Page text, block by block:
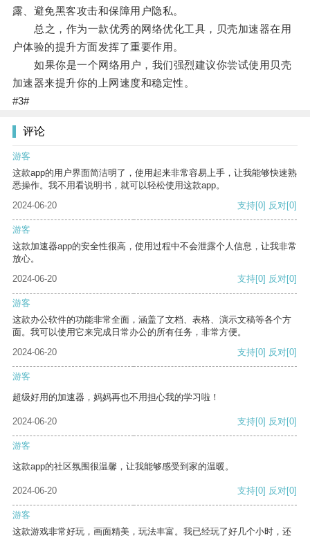
露、避免黑客攻击和保障用户隐私。
总之，作为一款优秀的网络优化工具，贝壳加速器在用
户体验的提升方面发挥了重要作用。
如果你是一个网络用户，我们强烈建议你尝试使用贝壳
加速器来提升你的上网速度和稳定性。
#3#
评论
游客
这款app的用户界面简洁明了，使用起来非常容易上手，让我能够快速熟
悉操作。我不用看说明书，就可以轻松使用这款app。
2024-06-20
支持[0] 反对[0]
游客
这款加速器app的安全性很高，使用过程中不会泄露个人信息，让我非常
放心。
2024-06-20
支持[0] 反对[0]
游客
这款办公软件的功能非常全面，涵盖了文档、表格、演示文稿等各个方
面。我可以使用它来完成日常办公的所有任务，非常方便。
2024-06-20
支持[0] 反对[0]
游客
超级好用的加速器，妈妈再也不用担心我的学习啦！
2024-06-20 支持[0] 反对[0]
游客
这款app的社区氛围很温馨，让我能够感受到家的温暖。
2024-06-20 支持[0] 反对[0]
游客
这款游戏非常好玩，画面精美，玩法丰富。我已经玩了好几个小时，还